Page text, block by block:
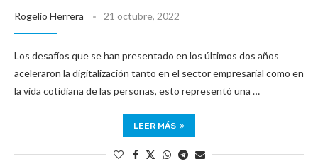
Rogelio Herrera 21 octubre, 2022
Los desafíos que se han presentado en los últimos dos años
aceleraron la digitalización tanto en el sector empresarial como en
la vida cotidiana de las personas, esto representó una …
LEER MÁS